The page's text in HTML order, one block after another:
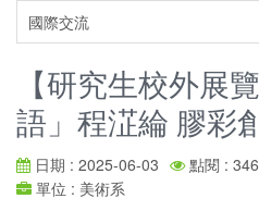
國際交流
【研究生校外展
語」程淽綸 膠彩
日期 : 2025-06-03 點閱 : 346
單位 : 美術系